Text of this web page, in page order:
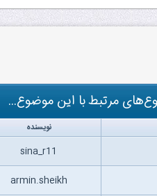
مرتبط با این موضوع...
نویسنده
sina_r11
armin.sheikh